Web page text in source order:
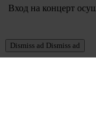
Вход на концерт
Dismiss ad Dismiss ad